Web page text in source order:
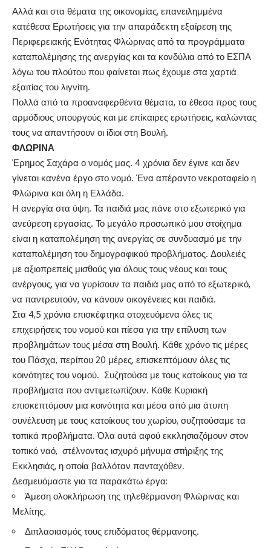
Αλλά και στα θέματα της οικονομίας, επανειλημμένα
κατέθεσα Ερωτήσεις για την απαράδεκτη εξαίρεση της
Περιφερειακής Ενότητας Φλώρινας από τα προγράμματα
καταπολέμησης της ανεργίας και τα κονδύλια από το ΕΣΠΑ
λόγω του πλούτου που φαίνεται πως έχουμε στα χαρτιά
εξαιτίας του λιγνίτη.
Πολλά από τα προαναφερθέντα θέματα, τα έθεσα προς τους
αρμόδιους υπουργούς και με επίκαιρες ερωτήσεις, καλώντας
τους να απαντήσουν οι ίδιοι στη Βουλή.
ΦΛΩΡΙΝΑ
Έρημος Σαχάρα ο νομός μας. 4 χρόνια δεν έγινε και δεν
γίνεται κανένα έργο στο νομό. Ένα απέραντο νεκροταφείο η
Φλώρινα και όλη η Ελλάδα.
Η ανεργία στα ύψη. Τα παιδιά μας πάνε στο εξωτερικό για
ανεύρεση εργασίας. Το μεγάλο προσωπικό μου στοίχημα
είναι η καταπολέμηση της ανεργίας σε συνδυασμό με την
καταπολέμηση του δημογραφικού προβλήματος. Δουλειές
με αξιοπρεπείς μισθούς για όλους τους νέους και τους
ανέργους, για να γυρίσουν τα παιδιά μας από το εξωτερικό,
να παντρευτούν, να κάνουν οικογένειες και παιδιά.
Στα 4,5 χρόνια επισκέφτηκα στοχευόμενα όλες τις
επιχειρήσεις του νομού και πίεσα για την επίλυση των
προβλημάτων τους μέσα στη Βουλή. Κάθε χρόνο τις μέρες
του Πάσχα, περίπου 20 μέρες, επισκεπτόμουν όλες τις
κοινότητες του νομού. Συζητούσα με τους κατοίκους για τα
προβλήματα που αντιμετωπίζουν. Κάθε Κυριακή
επισκεπτόμουν μια κοινότητα και μέσα από μια άτυπη
συνέλευση με τους κατοίκους του χωρίου, συζητούσαμε τα
τοπικά προβλήματα. Όλα αυτά αφού εκκλησιαζόμουν στον
τοπικό ναό, στέλνοντας ισχυρό μήνυμα στήριξης της
Εκκλησιάς, η οποία βαλλόταν πανταχόθεν.
Δεσμευόμαστε για τα παρακάτω έργα:
Άμεση ολοκλήρωση της τηλεθέρμανση Φλώρινας και
Μελίτης.
Διπλασιασμός τους επιδόματος θέρμανσης.